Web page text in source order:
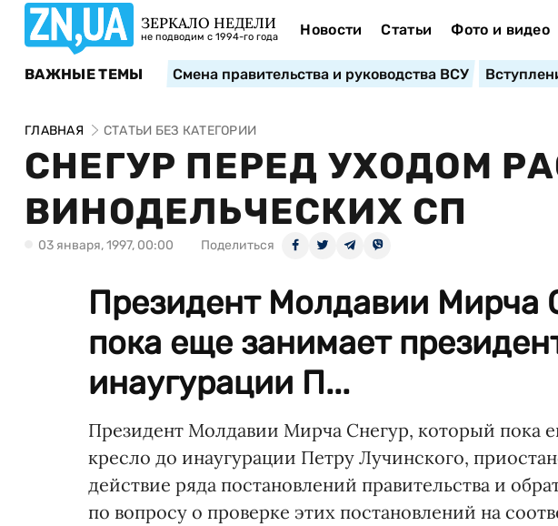
ЗЕРКАЛО НЕДЕЛИ
не подводим с 1994-го года Новости Статьи Фото и видео
ВАЖНЫЕ ТЕМЫ Смена правительства и руководства ВСУ
ГЛАВНАЯ СТАТЬИ БЕЗ КАТЕГОРИИ
СНЕГУР ПЕРЕД УХОДОМ
ВИНОДЕЛЬЧЕСКИХ СП
03 января, 1997, 00:00 Поделиться
Президент Молдавии Мирча
пока еще занимает
инаугурации П...
Президент Молдавии Мирча Снегур, который пока
кресло до инаугурации Петру Лучинского,
действие ряда постановлений правительства и
по вопросу о проверке этих постановлений на